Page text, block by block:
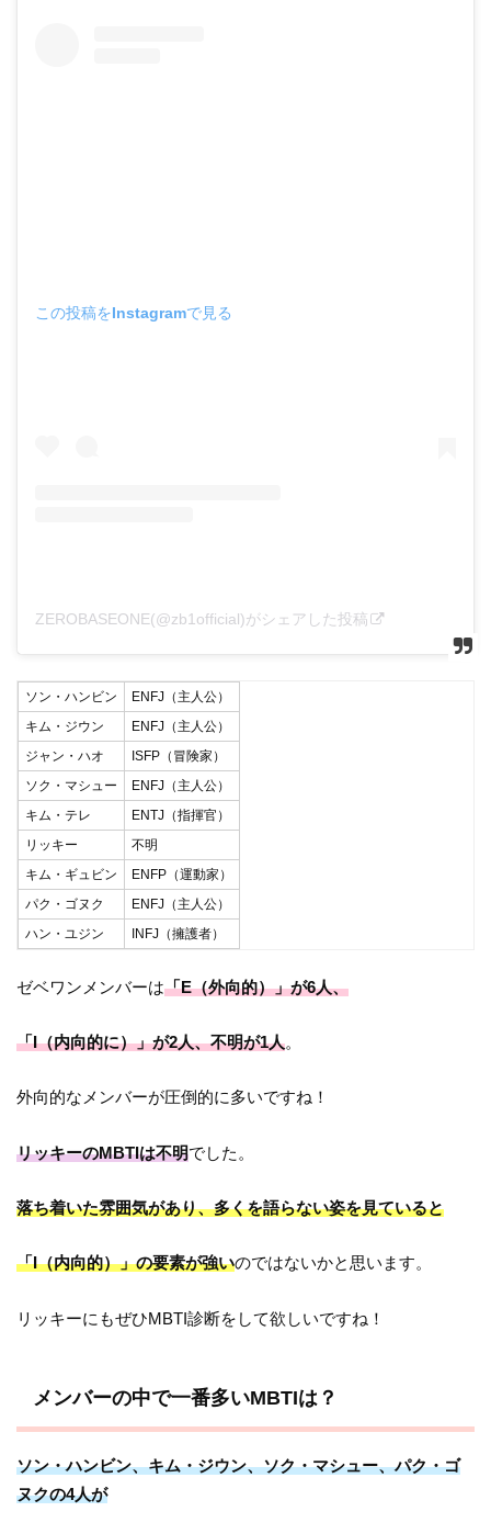
この投稿をInstagramで見る
ZEROBASEONE(@zb1official)がシェアした投稿
ソン・ハンビン
ENFJ（主人公）
キム・ジウン
ENFJ（主人公）
ジャン・ハオ
ISFP（冒険家）
ソク・マシュー
ENFJ（主人公）
キム・テレ
ENTJ（指揮官）
リッキー
不明
キム・ギュビン
ENFP（運動家）
パク・ゴヌク
ENFJ（主人公）
ハン・ユジン
INFJ（擁護者）
ゼベワンメンバーは「E（外向的）」が6人、
「I（内向的に）」が2人、不明が1人。
外向的なメンバーが圧倒的に多いですね！
リッキーのMBTIは不明でした。
落ち着いた雰囲気があり、多くを語らない姿を見ていると
「I（内向的）」の要素が強いのではないかと思います。
リッキーにもぜひMBTI診断をして欲しいですね！
メンバーの中で一番多いMBTIは？
ソン・ハンビン、キム・ジウン、ソク・マシュー、パク・ゴ
ヌクの4人が